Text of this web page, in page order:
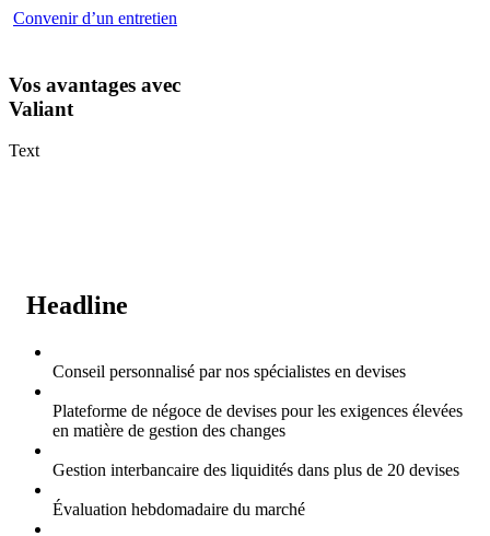
Convenir d’un entretien
Vos avantages avec
Valiant
Text
Headline
Conseil personnalisé par nos spécialistes en devises
Plateforme de négoce de devises pour les exigences élevées
en matière de gestion des changes
Gestion interbancaire des liquidités dans plus de 20 devises
Évaluation hebdomadaire du marché